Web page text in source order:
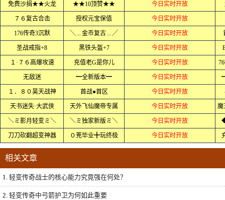
免费沙捐★★火龙 ★★10顶赞★★ 今日实时开放
７６复古合击 授权元宝保值 今日实时开放
176传奇3沉默 ╲﹍金币复古﹍╱ 今日实时开放
圣战戒指+8 黑铁头盔+7 今日实时开放
１·７６高爆攻速 充值老G是你儿 今日实时开放
无敌迷 ━全新版本━ 今日实时开放
１．８０昊天战神 首战●首区 今日实时开放
天书迷失·大武侠 天外飞仙魔帝专属 今日实时开放 魔
＼ミ影月轻变ミ＼ ＼ミ独家新版ミ＼ 今日实时开放
刀刀砍翻超变神器 ０茺毕业╋玩终极 今日实时开放
相关文章
1. 轻变传奇战士的核心能力究竟强在何处？
2. 轻变传奇中弓箭护卫为何如此重要